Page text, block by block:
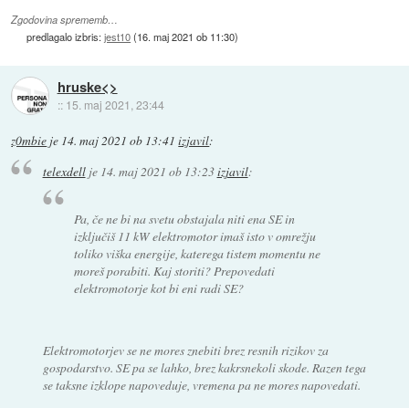
Zgodovina sprememb…
predlagalo izbris:jest10(16. maj 2021 ob 11:30)
hruske<>
:: 15. maj 2021, 23:44
z0mbie je 14. maj 2021 ob 13:41 izjavil:
telexdellje 14. maj 2021 ob 13:23izjavil:
Pa, če ne bi na svetu obstajala niti ena SE in
izključiš 11 kW elektromotor imaš isto v omrežju
toliko viška energije, katerega tistem momentu ne
moreš porabiti. Kaj storiti? Prepovedati
elektromotorje kot bi eni radi SE?
Elektromotorjev se ne mores znebiti brez resnih rizikov za
gospodarstvo. SE pa se lahko, brez kakrsnekoli skode. Razen tega
se taksne izklope napoveduje, vremena pa ne mores napovedati.